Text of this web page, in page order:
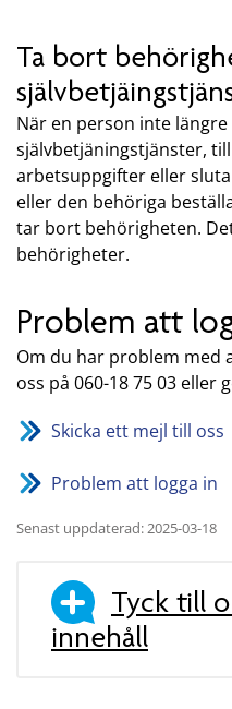
Ta bort
När en person inte
självbetjäningstjänster,
arbetsuppgifter eller
eller den behöriga
tar bort behörigheten.
behörigheter.
Problem att
Om du har problem med
oss på 060-18 75 03 eller
Skicka ett mejl till oss
Problem att logga in
Senast uppdaterad: 2025-03-18
Tyck till
innehåll